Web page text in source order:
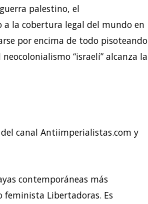
palestino, el
a la cobertura legal del mundo en
por encima de todo pisoteando
“israelí” alcanza la
canal Antiimperialistas.com y
contemporáneas más
feminista Libertadoras. Es